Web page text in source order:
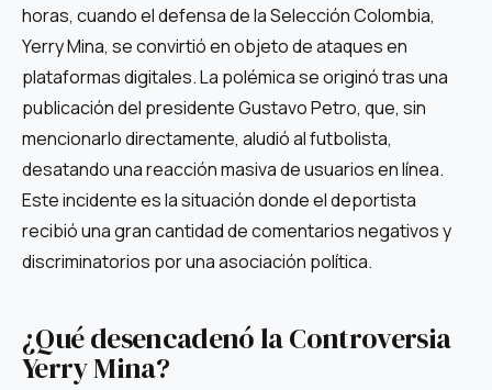
horas, cuando el defensa de la Selección Colombia,
Yerry Mina, se convirtió en objeto de ataques en
plataformas digitales. La polémica se originó tras una
publicación del presidente Gustavo Petro, que, sin
mencionarlo directamente, aludió al futbolista,
desatando una reacción masiva de usuarios en línea.
Este incidente es la situación donde el deportista
recibió una gran cantidad de comentarios negativos y
discriminatorios por una asociación política.
¿Qué desencadenó la Controversia
Yerry Mina?